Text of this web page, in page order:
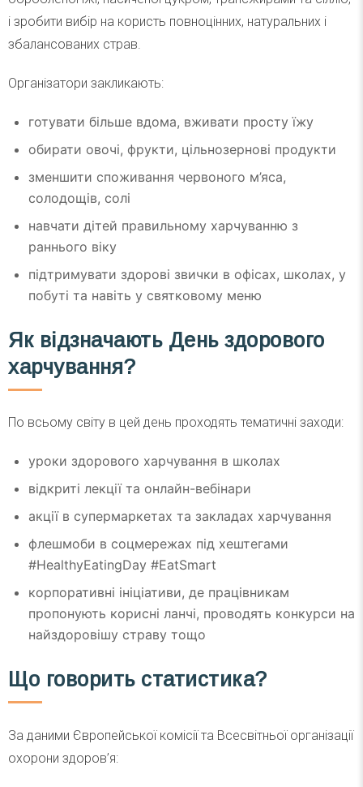
і зробити вибір на користь повноцінних, натуральних і
збалансованих страв.
Організатори закликають:
готувати більше вдома, вживати просту їжу
обирати овочі, фрукти, цільнозернові продукти
зменшити споживання червоного м’яса,
солодощів, солі
навчати дітей правильному харчуванню з
раннього віку
підтримувати здорові звички в офісах, школах, у
побуті та навіть у святковому меню
Як відзначають День здорового
харчування?
По всьому світу в цей день проходять тематичні заходи:
уроки здорового харчування в школах
відкриті лекції та онлайн-вебінари
акції в супермаркетах та закладах харчування
флешмоби в соцмережах під хештегами
#HealthyEatingDay #EatSmart
корпоративні ініціативи, де працівникам
пропонують корисні ланчі, проводять конкурси на
найздоровішу страву тощо
Що говорить статистика?
За даними Європейської комісії та Всесвітньої організації
охорони здоров’я: